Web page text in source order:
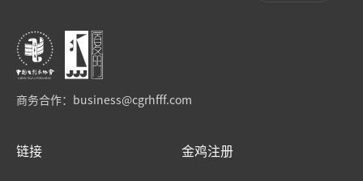
商务合作： business@cgrhfff.com
链接 金鸡注册